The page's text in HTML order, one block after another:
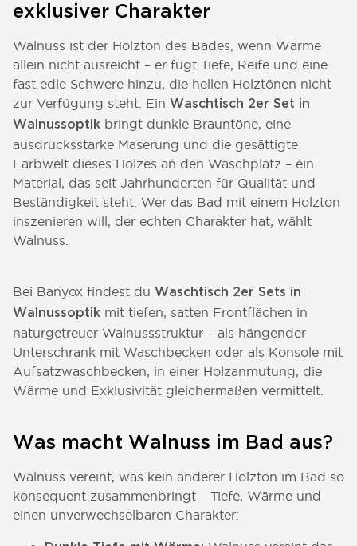
exklusiver Charakter
Walnuss ist der Holzton des Bades, wenn Wärme
allein nicht ausreicht – er fügt Tiefe, Reife und eine
fast edle Schwere hinzu, die hellen Holztönen nicht
zur Verfügung steht. Ein Waschtisch 2er Set in
Walnussoptik bringt dunkle Brauntöne, eine
ausdrucksstarke Maserung und die gesättigte
Farbwelt dieses Holzes an den Waschplatz – ein
Material, das seit Jahrhunderten für Qualität und
Beständigkeit steht. Wer das Bad mit einem Holzton
inszenieren will, der echten Charakter hat, wählt
Walnuss.
Bei Banyox findest du Waschtisch 2er Sets in
Walnussoptik mit tiefen, satten Frontflächen in
naturgetreuer Walnussstruktur – als hängender
Unterschrank mit Waschbecken oder als Konsole mit
Aufsatzwaschbecken, in einer Holzanmutung, die
Wärme und Exklusivität gleichermaßen vermittelt.
Was macht Walnuss im Bad aus?
Walnuss vereint, was kein anderer Holzton im Bad so
konsequent zusammenbringt – Tiefe, Wärme und
einen unverwechselbaren Charakter: